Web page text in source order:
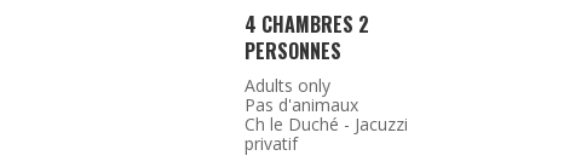
4 CHAMBRES 2
PERSONNES
Adults only
Pas d'animaux
Ch le Duché - Jacuzzi
privatif